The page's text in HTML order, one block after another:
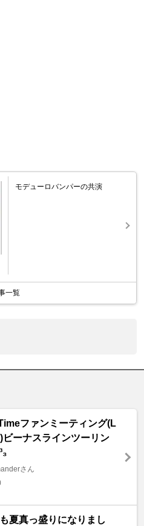
モデューロバンパーの共演
一覧
ファンミーティング(L
ビーナスラインツーリン
さん
夏真っ盛りになりまし